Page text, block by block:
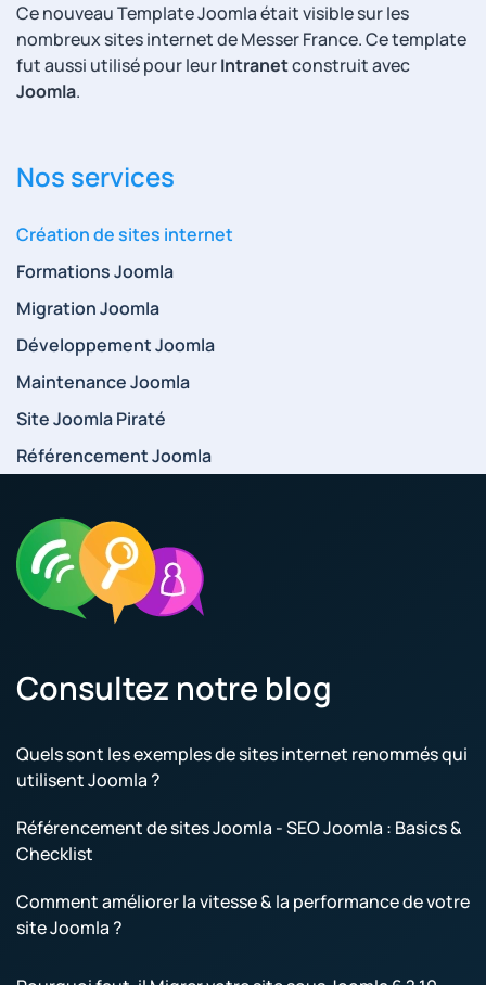
Ce nouveau Template Joomla était visible sur les
nombreux sites internet de Messer France. Ce template
fut aussi utilisé pour leurIntranetconstruit avec
Joomla.
Nos services
Création de sites internet
Formations Joomla
Migration Joomla
Développement Joomla
Maintenance Joomla
Site Joomla Piraté
Référencement Joomla
Consultez notre blog
Quels sont les exemples de sites internet renommés qui
utilisent Joomla ?
Référencement de sites Joomla - SEO Joomla : Basics &
Checklist
Comment améliorer la vitesse & la performance de votre
site Joomla ?